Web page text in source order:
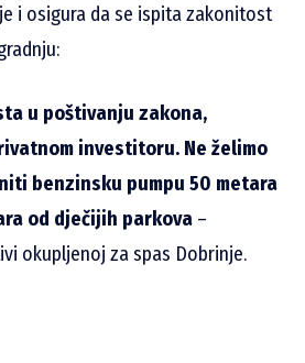
i osigura da se ispita zakonitost
u poštivanju zakona,
investitoru. Ne želimo
benzinsku pumpu 50 metara
od dječijih parkova –
okupljenoj za spas Dobrinje.